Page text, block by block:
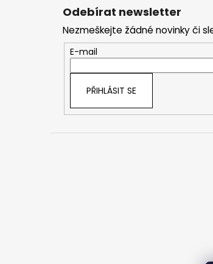
Odebírat newsletter
Nezmeškejte žádné novinky či
E-mail
PŘIHLÁSIT SE